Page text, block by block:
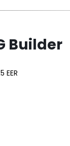
Builder
EER